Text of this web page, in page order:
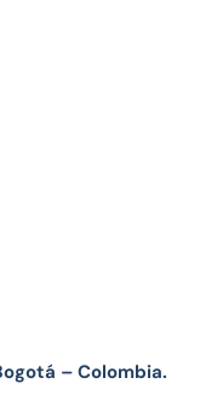
– Colombia.